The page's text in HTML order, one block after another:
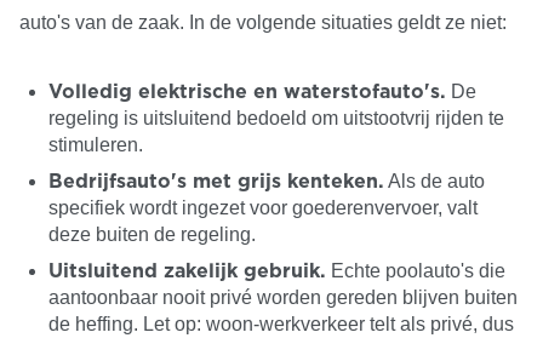
auto's van de zaak. In de volgende situaties geldt ze niet:
Volledig elektrische en waterstofauto's. De
regeling is uitsluitend bedoeld om uitstootvrij rijden te
stimuleren.
Bedrijfsauto's met grijs kenteken. Als de auto
specifiek wordt ingezet voor goederenvervoer, valt
deze buiten de regeling.
Uitsluitend zakelijk gebruik. Echte poolauto's die
aantoonbaar nooit privé worden gereden blijven buiten
de heffing. Let op: woon-werkverkeer telt als privé, dus